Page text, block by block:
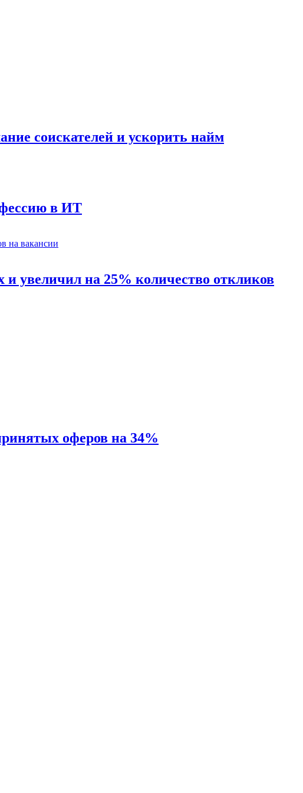
соискателей и ускорить найм
в ИТ
увеличил на 25% количество откликов
оферов на 34%